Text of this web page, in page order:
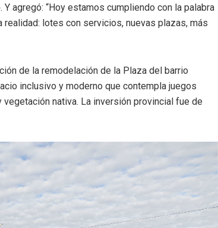
agregó: “Hoy estamos cumpliendo con la palabra
realidad: lotes con servicios, nuevas plazas, más
de la remodelación de la Plaza del barrio
inclusivo y moderno que contempla juegos
nativa. La inversión provincial fue de